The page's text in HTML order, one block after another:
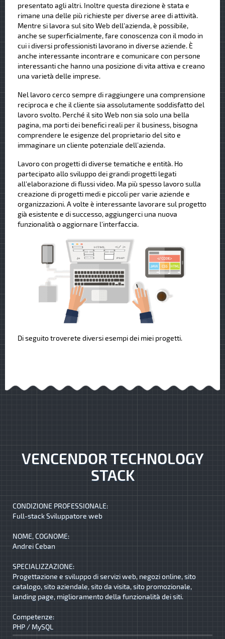
presentato agli altri. Inoltre questa direzione è stata e
rimane una delle più richieste per diverse aree di attività.
Mentre si lavora sul sito Web dell'azienda, è possibile,
anche se superficialmente, fare conoscenza con il modo in
cui i diversi professionisti lavorano in diverse aziende. È
anche interessante incontrare e comunicare con persone
interessanti che hanno una posizione di vita attiva e creano
una varietà delle imprese.
Nel lavoro cerco sempre di raggiungere una comprensione
reciproca e che il cliente sia assolutamente soddisfatto del
lavoro svolto. Perché il sito Web non sia solo una bella
pagina, ma porti dei benefici reali per il business, bisogna
comprendere le esigenze del proprietario del sito e
immaginare un cliente potenziale dell’azienda.
Lavoro con progetti di diverse tematiche e entità. Ho
partecipato allo sviluppo dei grandi progetti legati
all'elaborazione di flussi video. Ma più spesso lavoro sulla
creazione di progetti medi e piccoli per varie aziende e
organizzazioni. A volte è interessante lavorare sul progetto
già esistente e di successo, aggiungerci una nuova
funzionalità o aggiornare l'interfaccia.
Di seguito troverete diversi esempi dei miei progetti.
VENCENDOR TECHNOLOGY
STACK
CONDIZIONE PROFESSIONALE:
Full-stack Sviluppatore web
NOME, COGNOME:
Andrei Ceban
SPECIALIZZAZIONE:
Progettazione e sviluppo di servizi web, negozi online, sito
catalogo, sito aziendale, sito da visita, sito promozionale,
landing page, miglioramento della funzionalità dei siti.
Competenze:
PHP / MySQL